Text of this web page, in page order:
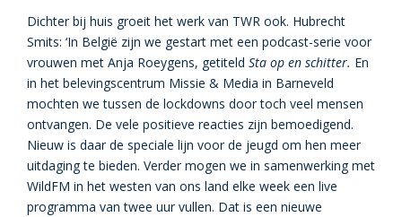
Dichter bij huis groeit het werk van TWR ook. Hubrecht
Smits: ‘In België zijn we gestart met een podcast-serie voor
vrouwen met Anja Roeygens, getiteld Sta op en schitter. En
in het belevingscentrum Missie & Media in Barneveld
mochten we tussen de lockdowns door toch veel mensen
ontvangen. De vele positieve reacties zijn bemoedigend.
Nieuw is daar de speciale lijn voor de jeugd om hen meer
uitdaging te bieden. Verder mogen we in samenwerking met
WildFM in het westen van ons land elke week een live
programma van twee uur vullen. Dat is een nieuwe